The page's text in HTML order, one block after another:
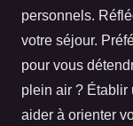
personnels.
votre séjour.
pour vous
plein air ? Établir
aider à orienter